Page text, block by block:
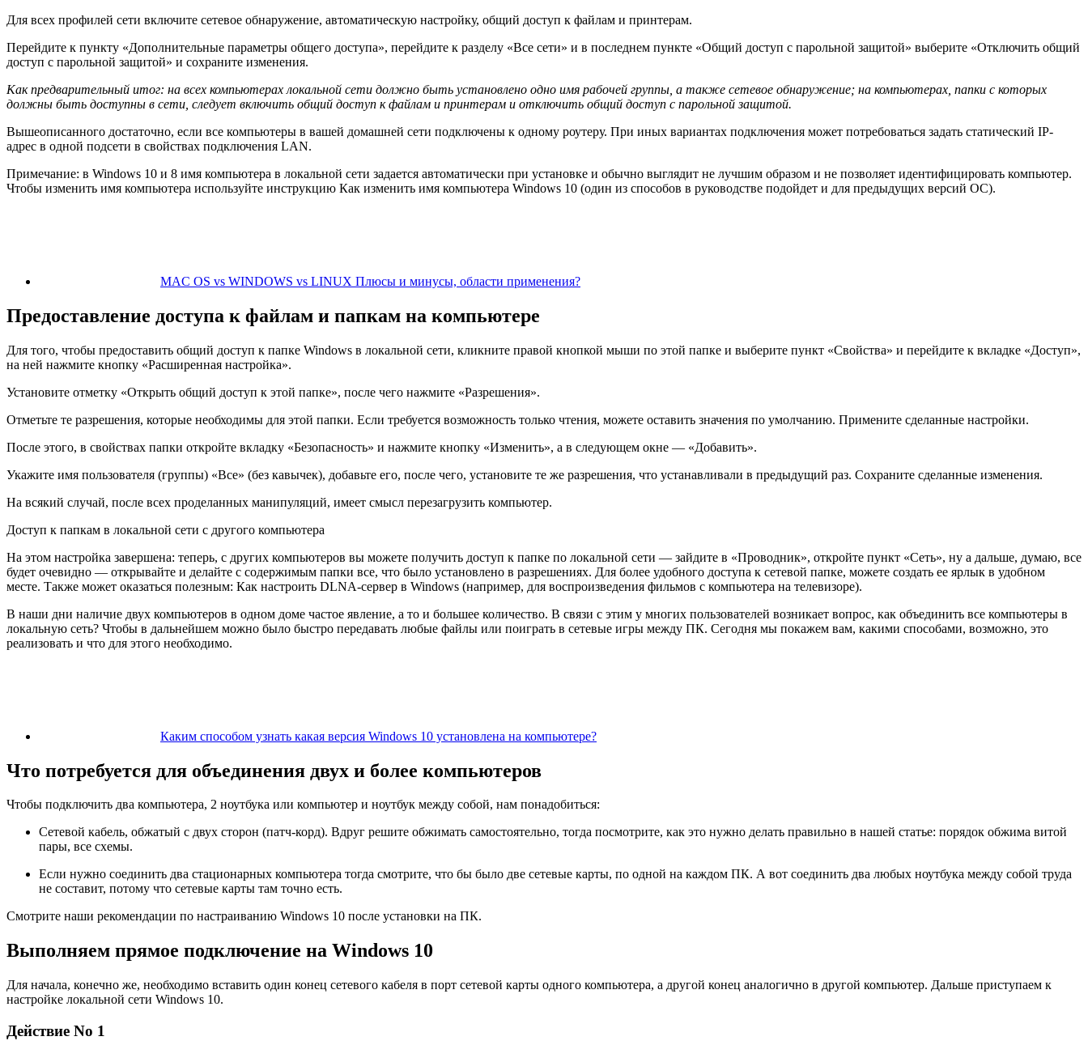
Для всех профилей сети включите сетевое обнаружение, автоматическую настройку, общий доступ к файлам и принтерам.
Перейдите к пункту «Дополнительные параметры общего доступа», перейдите к разделу «Все сети» и в последнем пункте «Общий доступ с парольной защитой» выберите «Отключить общий
доступ с парольной защитой» и сохраните изменения.
Как предварительный итог: на всех компьютерах локальной сети должно быть установлено одно имя рабочей группы, а также сетевое обнаружение; на компьютерах, папки с которых
должны быть доступны в сети, следует включить общий доступ к файлам и принтерам и отключить общий доступ с парольной защитой.
Вышеописанного достаточно, если все компьютеры в вашей домашней сети подключены к одному роутеру. При иных вариантах подключения может потребоваться задать статический IP-
адрес в одной подсети в свойствах подключения LAN.
Примечание: в Windows 10 и 8 имя компьютера в локальной сети задается автоматически при установке и обычно выглядит не лучшим образом и не позволяет идентифицировать компьютер.
Чтобы изменить имя компьютера используйте инструкцию Как изменить имя компьютера Windows 10 (один из способов в руководстве подойдет и для предыдущих версий ОС).
MAC OS vs WINDOWS vs LINUX Плюсы и минусы, области применения?
Предоставление доступа к файлам и папкам на компьютере
Для того, чтобы предоставить общий доступ к папке Windows в локальной сети, кликните правой кнопкой мыши по этой папке и выберите пункт «Свойства» и перейдите к вкладке «Доступ»,
на ней нажмите кнопку «Расширенная настройка».
Установите отметку «Открыть общий доступ к этой папке», после чего нажмите «Разрешения».
Отметьте те разрешения, которые необходимы для этой папки. Если требуется возможность только чтения, можете оставить значения по умолчанию. Примените сделанные настройки.
После этого, в свойствах папки откройте вкладку «Безопасность» и нажмите кнопку «Изменить», а в следующем окне — «Добавить».
Укажите имя пользователя (группы) «Все» (без кавычек), добавьте его, после чего, установите те же разрешения, что устанавливали в предыдущий раз. Сохраните сделанные изменения.
На всякий случай, после всех проделанных манипуляций, имеет смысл перезагрузить компьютер.
Доступ к папкам в локальной сети с другого компьютера
На этом настройка завершена: теперь, с других компьютеров вы можете получить доступ к папке по локальной сети — зайдите в «Проводник», откройте пункт «Сеть», ну а дальше, думаю, все
будет очевидно — открывайте и делайте с содержимым папки все, что было установлено в разрешениях. Для более удобного доступа к сетевой папке, можете создать ее ярлык в удобном
месте. Также может оказаться полезным: Как настроить DLNA-сервер в Windows (например, для воспроизведения фильмов с компьютера на телевизоре).
В наши дни наличие двух компьютеров в одном доме частое явление, а то и большее количество. В связи с этим у многих пользователей возникает вопрос, как объединить все компьютеры в
локальную сеть? Чтобы в дальнейшем можно было быстро передавать любые файлы или поиграть в сетевые игры между ПК. Сегодня мы покажем вам, какими способами, возможно, это
реализовать и что для этого необходимо.
Каким способом узнать какая версия Windows 10 установлена на компьютере?
Что потребуется для объединения двух и более компьютеров
Чтобы подключить два компьютера, 2 ноутбука или компьютер и ноутбук между собой, нам понадобиться:
Сетевой кабель, обжатый с двух сторон (патч-корд). Вдруг решите обжимать самостоятельно, тогда посмотрите, как это нужно делать правильно в нашей статье: порядок обжима витой
пары, все схемы.
Если нужно соединить два стационарных компьютера тогда смотрите, что бы было две сетевые карты, по одной на каждом ПК. А вот соединить два любых ноутбука между собой труда
не составит, потому что сетевые карты там точно есть.
Смотрите наши рекомендации по настраиванию Windows 10 после установки на ПК.
Выполняем прямое подключение на Windows 10
Для начала, конечно же, необходимо вставить один конец сетевого кабеля в порт сетевой карты одного компьютера, а другой конец аналогично в другой компьютер. Дальше приступаем к
настройке локальной сети Windows 10.
Действие No 1